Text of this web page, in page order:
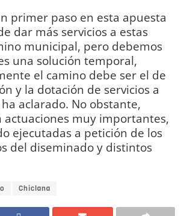
primer paso en esta apuesta
dar más servicios a estas
municipal, pero debemos
una solución temporal,
el camino debe ser el de
y la dotación de servicios a
ha aclarado. No obstante,
actuaciones muy importantes,
ejecutadas a petición de los
del diseminado y distintos
Chiclana